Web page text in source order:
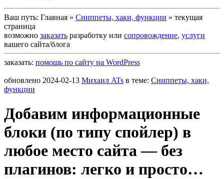
Ваш путь: Главная » Сниппеты, хаки, функции » текущая
страница
возможно заказать разработку или сопровождение, услуги
вашего сайта/блога
заказать: помощь по сайту на WordPress
обновлено 2024-02-13 Михаил ATs в теме: Сниппеты, хаки,
функции
Добавим информационные
блоки (по типу спойлер) в
любое место сайта — без
плагинов: легко и просто…